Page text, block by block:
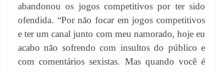
abandonou os jogos competitivos por ter sido
ofendida. “Por não focar em jogos competitivos
e ter um canal junto com meu namorado, hoje eu
acabo não sofrendo com insultos do público e
com comentários sexistas. Mas quando você é